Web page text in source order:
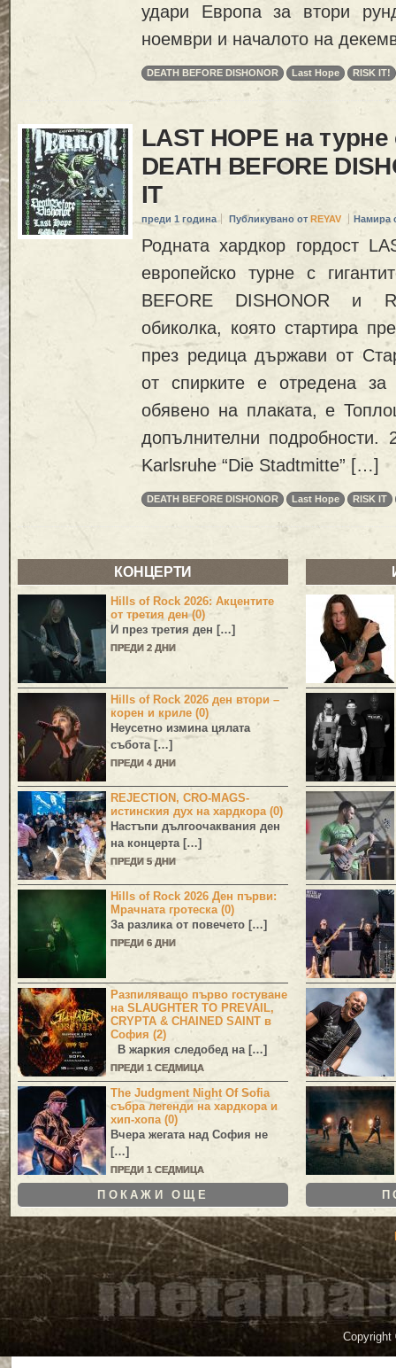
удари Европа за втори
ноември и началото на
DEATH BEFORE DISHONOR Last Hope RISK IT!
LAST HOPE на турне
DEATH BEFORE
IT
преди 1 година Публикувано от REYAV Намира
Родната хардкор гордост
европейско турне с
BEFORE DISHONOR и
обиколка, която стартира
през редица държави от
от спирките е отредена
обявено на плаката, е
допълнителни подробности.
Karlsruhe “Die Stadtmitte” […]
DEATH BEFORE DISHONOR Last Hope RISK IT
КОНЦЕРТИ
Hills of Rock 2026: Акцентите
от третия ден (0)
И през третия ден […]
ПРЕДИ 2 ДНИ
Hills of Rock 2026 ден втори –
корен и криле (0)
Неусетно измина цялата
събота […]
ПРЕДИ 4 ДНИ
REJECTION, CRO-MAGS-
истинския дух на хардкора (0)
Настъпи дългоочаквания ден
на концерта […]
ПРЕДИ 5 ДНИ
Hills of Rock 2026 Ден първи:
Мрачната гротеска (0)
За разлика от повечето […]
ПРЕДИ 6 ДНИ
Разпиляващо първо гостуване
на SLAUGHTER TO PREVAIL,
CRYPTA & CHAINED SAINT в
София (2)
В жаркия следобед на […]
ПРЕДИ 1 СЕДМИЦА
The Judgment Night Of Sofia
събра легенди на хардкора и
хип-хопа (0)
Вчера жегата над София не
[…]
ПРЕДИ 1 СЕДМИЦА
ПОКАЖИ ОЩЕ